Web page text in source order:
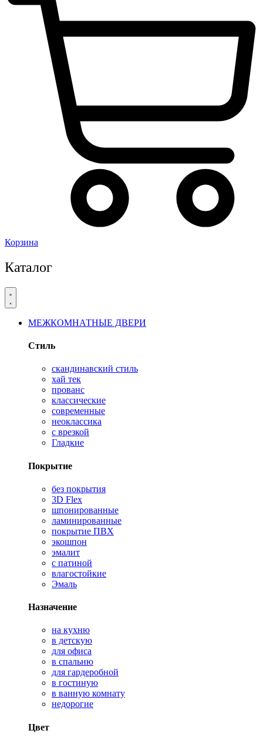
Корзина
Каталог
МЕЖКОМНАТНЫЕ ДВЕРИ
Стиль
скандинавский стиль
хай тек
прованс
классические
современные
неоклассика
с врезкой
Гладкие
Покрытие
без покрытия
3D Flex
шпонированные
ламинированные
покрытие ПВХ
экошпон
эмалит
с патиной
влагостойкие
Эмаль
Назначение
на кухню
в детскую
для офиса
в спальню
для гардеробной
в гостиную
в ванную комнату
недорогие
Цвет